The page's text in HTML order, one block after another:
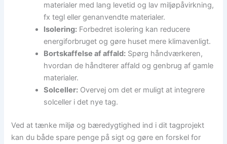
materialer med lang levetid og lav miljøpåvirkning,
fx tegl eller genanvendte materialer.
Isolering: Forbedret isolering kan reducere
energiforbruget og gøre huset mere klimavenligt.
Bortskaffelse af affald: Spørg håndværkeren,
hvordan de håndterer affald og genbrug af gamle
materialer.
Solceller: Overvej om det er muligt at integrere
solceller i det nye tag.
Ved at tænke miljø og bæredygtighed ind i dit tagprojekt
kan du både spare penge på sigt og gøre en forskel for